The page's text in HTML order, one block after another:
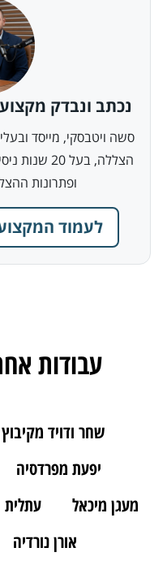
נכתב ונבדק
סשה ויטבסקי, מייסד
הצללה, בעל
ופתרונות
לעמוד
עבודות
שחר ודויד
יפעת מפרדסיה
מעגן מיכאל
עתלית
אורן נורדיה